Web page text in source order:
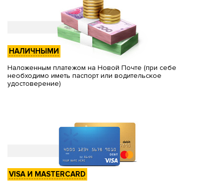
НАЛИЧНЫМИ
Наложенным платежом на Новой Почте (при себе
необходимо иметь паспорт или водительское
удостоверение)
VISA И MASTERCARD